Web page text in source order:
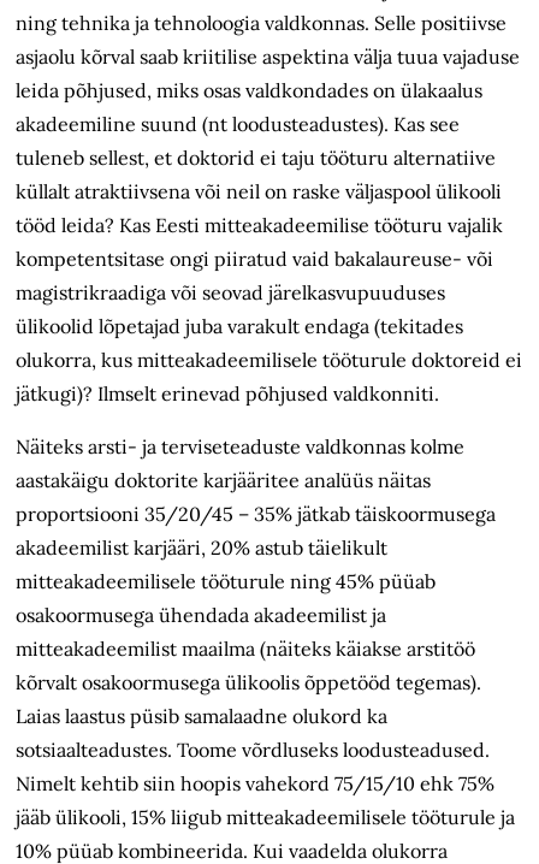
ning tehnika ja tehnoloogia valdkonnas. Selle positiivse
asjaolu kõrval saab kriitilise aspektina välja tuua vajaduse
leida põhjused, miks osas valdkondades on ülakaalus
akadeemiline suund (nt loodus­teadustes). Kas see
tuleneb sellest, et doktorid ei taju tööturu alternatiive
küllalt atraktiivsena või neil on raske väljaspool ülikooli
tööd leida? Kas Eesti mitteakadeemilise tööturu vajalik
kompetentsitase ongi piiratud vaid bakalaureuse- või
magistrikraadiga või seovad järelkasvupuuduses
ülikoolid lõpetajad juba varakult endaga (tekitades
olukorra, kus mitteakadeemilisele tööturule doktoreid ei
jätkugi)? Ilmselt erinevad põhjused valdkonniti.
Näiteks arsti- ja terviseteaduste valdkonnas kolme
aastakäigu doktorite karjääritee analüüs näitas
proportsiooni 35/20/45 – 35% jätkab täiskoormusega
akadeemilist karjääri, 20% astub täielikult
mitteakadeemilisele tööturule ning 45% püüab
osakoormusega ühendada akadeemilist ja
mitteakadeemilist maailma (näiteks käiakse arstitöö
kõrvalt osakoormusega ülikoolis õppetööd tegemas).
Laias laastus püsib samalaadne olukord ka
sotsiaalteadustes. Toome võrdluseks loodusteadused.
Nimelt kehtib siin hoopis vahekord 75/15/10 ehk 75%
jääb ülikooli, 15% liigub mitteakadeemilisele tööturule ja
10% püüab kombineerida. Kui vaadelda olukorra